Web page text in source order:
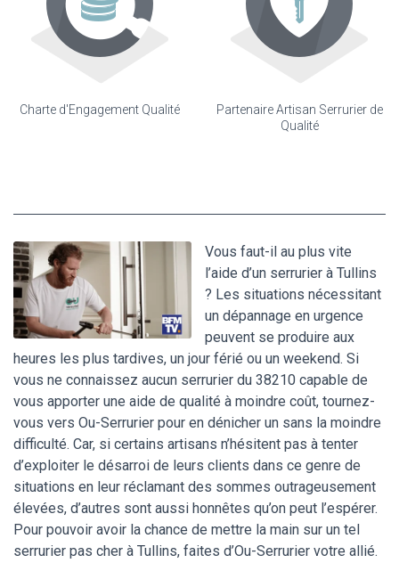
Charte d'Engagement Qualité
Partenaire Artisan Serrurier de
Qualité
Vous faut-il au plus vite
l’aide d’un serrurier à Tullins
? Les situations nécessitant
un dépannage en urgence
peuvent se produire aux
heures les plus tardives, un jour férié ou un weekend. Si
vous ne connaissez aucun serrurier du 38210 capable de
vous apporter une aide de qualité à moindre coût, tournez-
vous vers Ou-Serrurier pour en dénicher un sans la moindre
difficulté. Car, si certains artisans n’hésitent pas à tenter
d’exploiter le désarroi de leurs clients dans ce genre de
situations en leur réclamant des sommes outrageusement
élevées, d’autres sont aussi honnêtes qu’on peut l’espérer.
Pour pouvoir avoir la chance de mettre la main sur un tel
serrurier pas cher à Tullins, faites d’Ou-Serrurier votre allié.